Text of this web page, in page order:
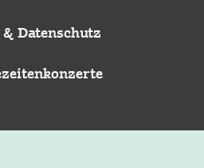
& Datenschutz